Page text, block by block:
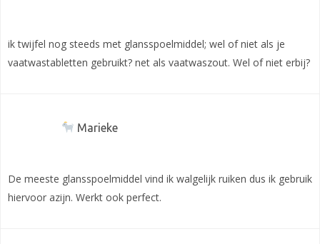
ik twijfel nog steeds met glansspoelmiddel; wel of niet als je
vaatwastabletten gebruikt? net als vaatwaszout. Wel of niet erbij?
Marieke
De meeste glansspoelmiddel vind ik walgelijk ruiken dus ik gebruik
hiervoor azijn. Werkt ook perfect.